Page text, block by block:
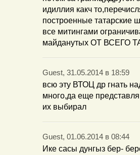
идиллия какч
построенные татарские
все митингами
майданутых ОТ ВСЕГО
Guest, 31.05.2014 в 18:59
всю эту ВТОЦ др гнать
много,да еще
их выбирал
Guest, 01.06.2014 в 08:44
Ике сасы дунгыз бер-